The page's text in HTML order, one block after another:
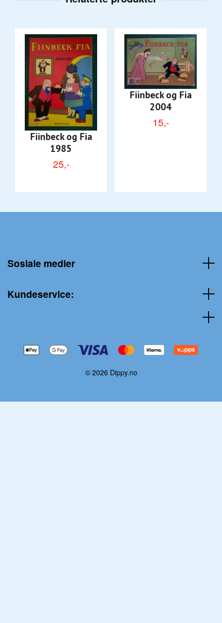
Fiinbeck og Fia
1985
25,-
Fiinbeck og Fia
2004
15,-
Sosiale medier
Kundeservice:
© 2026 Dippy.no